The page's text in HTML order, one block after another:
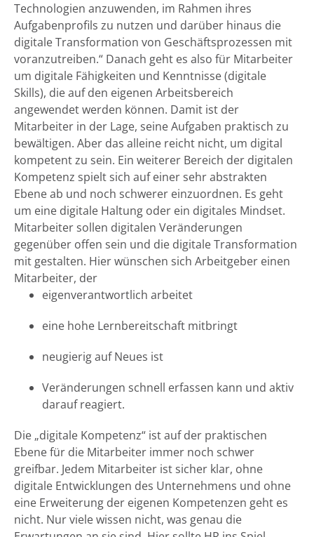
Technologien anzuwenden, im Rahmen ihres
Aufgabenprofils zu nutzen und darüber hinaus die
digitale Transformation von Geschäftsprozessen mit
voranzutreiben.“ Danach geht es also für Mitarbeiter
um digitale Fähigkeiten und Kenntnisse (digitale
Skills), die auf den eigenen Arbeitsbereich
angewendet werden können. Damit ist der
Mitarbeiter in der Lage, seine Aufgaben praktisch zu
bewältigen. Aber das alleine reicht nicht, um digital
kompetent zu sein. Ein weiterer Bereich der digitalen
Kompetenz spielt sich auf einer sehr abstrakten
Ebene ab und noch schwerer einzuordnen. Es geht
um eine digitale Haltung oder ein digitales Mindset.
Mitarbeiter sollen digitalen Veränderungen
gegenüber offen sein und die digitale Transformation
mit gestalten. Hier wünschen sich Arbeitgeber einen
Mitarbeiter, der
eigenverantwortlich arbeitet
eine hohe Lernbereitschaft mitbringt
neugierig auf Neues ist
Veränderungen schnell erfassen kann und aktiv
darauf reagiert.
Die „digitale Kompetenz“ ist auf der praktischen
Ebene für die Mitarbeiter immer noch schwer
greifbar. Jedem Mitarbeiter ist sicher klar, ohne
digitale Entwicklungen des Unternehmens und ohne
eine Erweiterung der eigenen Kompetenzen geht es
nicht. Nur viele wissen nicht, was genau die